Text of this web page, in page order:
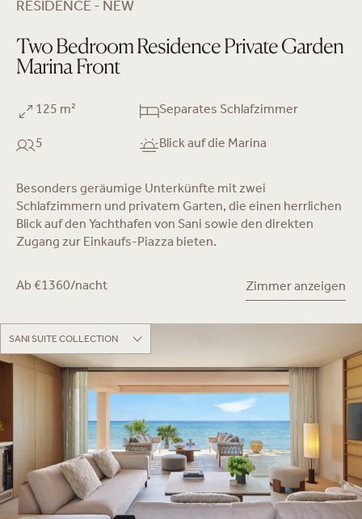
RESIDENCE - NEW
Two Bedroom Residence Private Garden
Marina Front
125 m²
5
Separates Schlafzimmer
Blick auf die Marina
Besonders geräumige Unterkünfte mit zwei
Schlafzimmern und privatem Garten, die einen herrlichen
Blick auf den Yachthafen von Sani sowie den direkten
Zugang zur Einkaufs-Piazza bieten.
Ab €1360/nacht Zimmer anzeigen
SANI SUITE COLLECTION